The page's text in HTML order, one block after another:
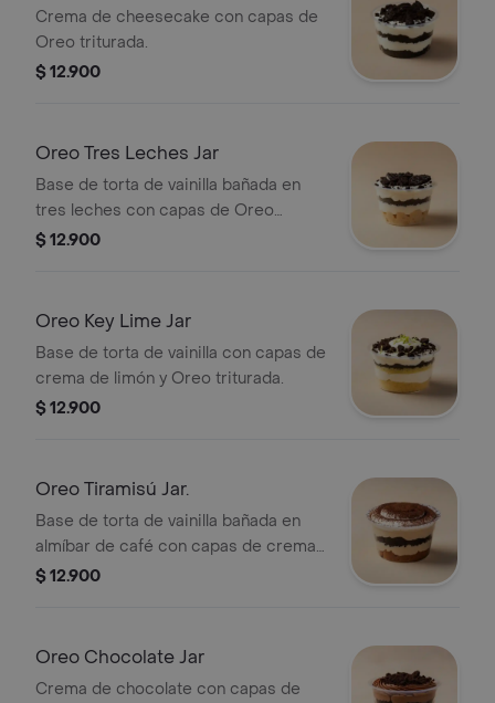
Crema de cheesecake con capas de
Oreo triturada.
$ 12.900
Oreo Tres Leches Jar
Base de torta de vainilla bañada en
tres leches con capas de Oreo
triturada.
$ 12.900
Oreo Key Lime Jar
Base de torta de vainilla con capas de
crema de limón y Oreo triturada.
$ 12.900
Oreo Tiramisú Jar.
Base de torta de vainilla bañada en
almíbar de café con capas de crema
y Oreo triturada.
$ 12.900
Oreo Chocolate Jar
Crema de chocolate con capas de